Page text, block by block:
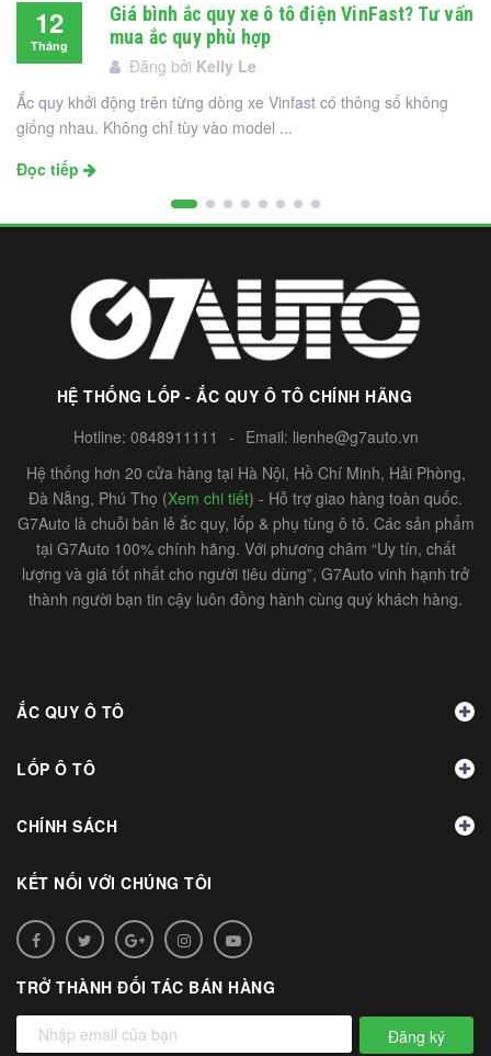
12
Tháng
Giá bình ắc quy xe ô tô điện VinFast? Tư vấn
mua ắc quy phù hợp
Đăng bởi Kelly Le
Ắc quy khởi động trên từng dòng xe Vinfast có thông số không
giống nhau. Không chỉ tùy vào model ...
Đọc tiếp
HỆ THỐNG LỐP - ẮC QUY Ô TÔ CHÍNH HÃNG
Hotline: 0848911111 - Email: lienhe@g7auto.vn
Hệ thống hơn 20 cửa hàng tại Hà Nội, Hồ Chí Minh, Hải Phòng,
Đà Nẵng, Phú Thọ (Xem chi tiết) - Hỗ trợ giao hàng toàn quốc.
G7Auto là chuỗi bán lẻ ắc quy, lốp & phụ tùng ô tô. Các sản phẩm
tại G7Auto 100% chính hãng. Với phương châm “Uy tín, chất
lượng và giá tốt nhất cho người tiêu dùng”, G7Auto vinh hạnh trở
thành người bạn tin cậy luôn đồng hành cùng quý khách hàng.
ẮC QUY Ô TÔ
LỐP Ô TÔ
CHÍNH SÁCH
KẾT NỐI VỚI CHÚNG TÔI
TRỞ THÀNH ĐỐI TÁC BÁN HÀNG
Đăng ký